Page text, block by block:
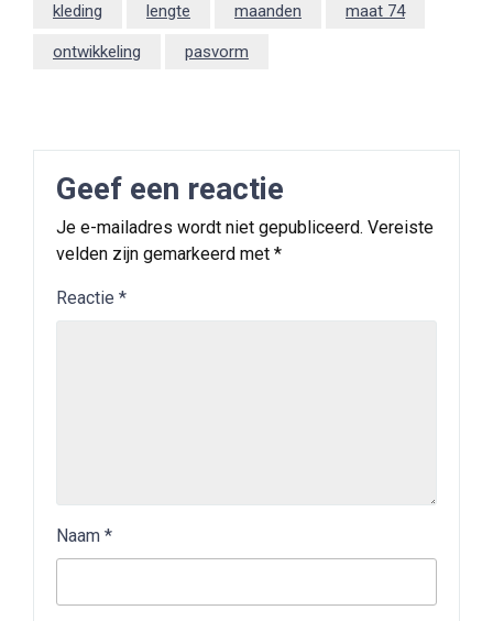
kleding lengte maanden maat 74
ontwikkeling pasvorm
Geef een reactie
Je e-mailadres wordt niet gepubliceerd. Vereiste
velden zijn gemarkeerd met *
Reactie *
Naam *